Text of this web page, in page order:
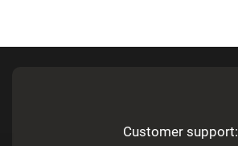
Customer support: